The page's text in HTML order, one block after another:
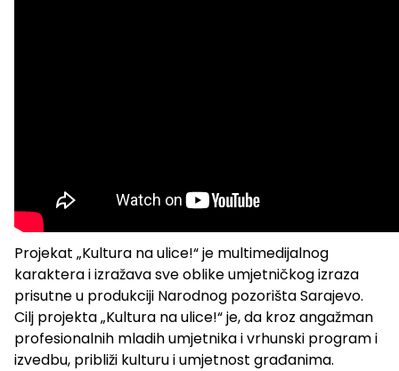
Projekat „Kultura na ulice!“ je multimedijalnog
karaktera i izražava sve oblike umjetničkog izraza
prisutne u produkciji Narodnog pozorišta Sarajevo.
Cilj projekta „Kultura na ulice!“ je, da kroz angažman
profesionalnih mladih umjetnika i vrhunski program i
izvedbu, približi kulturu i umjetnost građanima.